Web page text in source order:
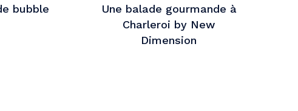
bubble
Une balade gourmande à
Charleroi by New
Dimension